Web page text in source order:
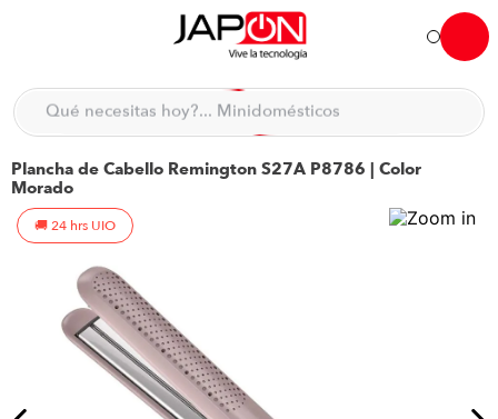
Hola... qué necesitas hoy?
Qué necesitas hoy?... Accesorios de cocina
Plancha de Cabello Remington S27A P8786 | Color
Morado
24 hrs UIO
TÉRMINOS MÁS BUSCADOS
1. moto
2. refrigeradora
lavadora
. scooter
england sound parlantes